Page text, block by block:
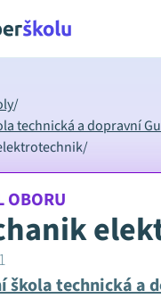
/
technická a dopravní
/
OBORU
škola technická a